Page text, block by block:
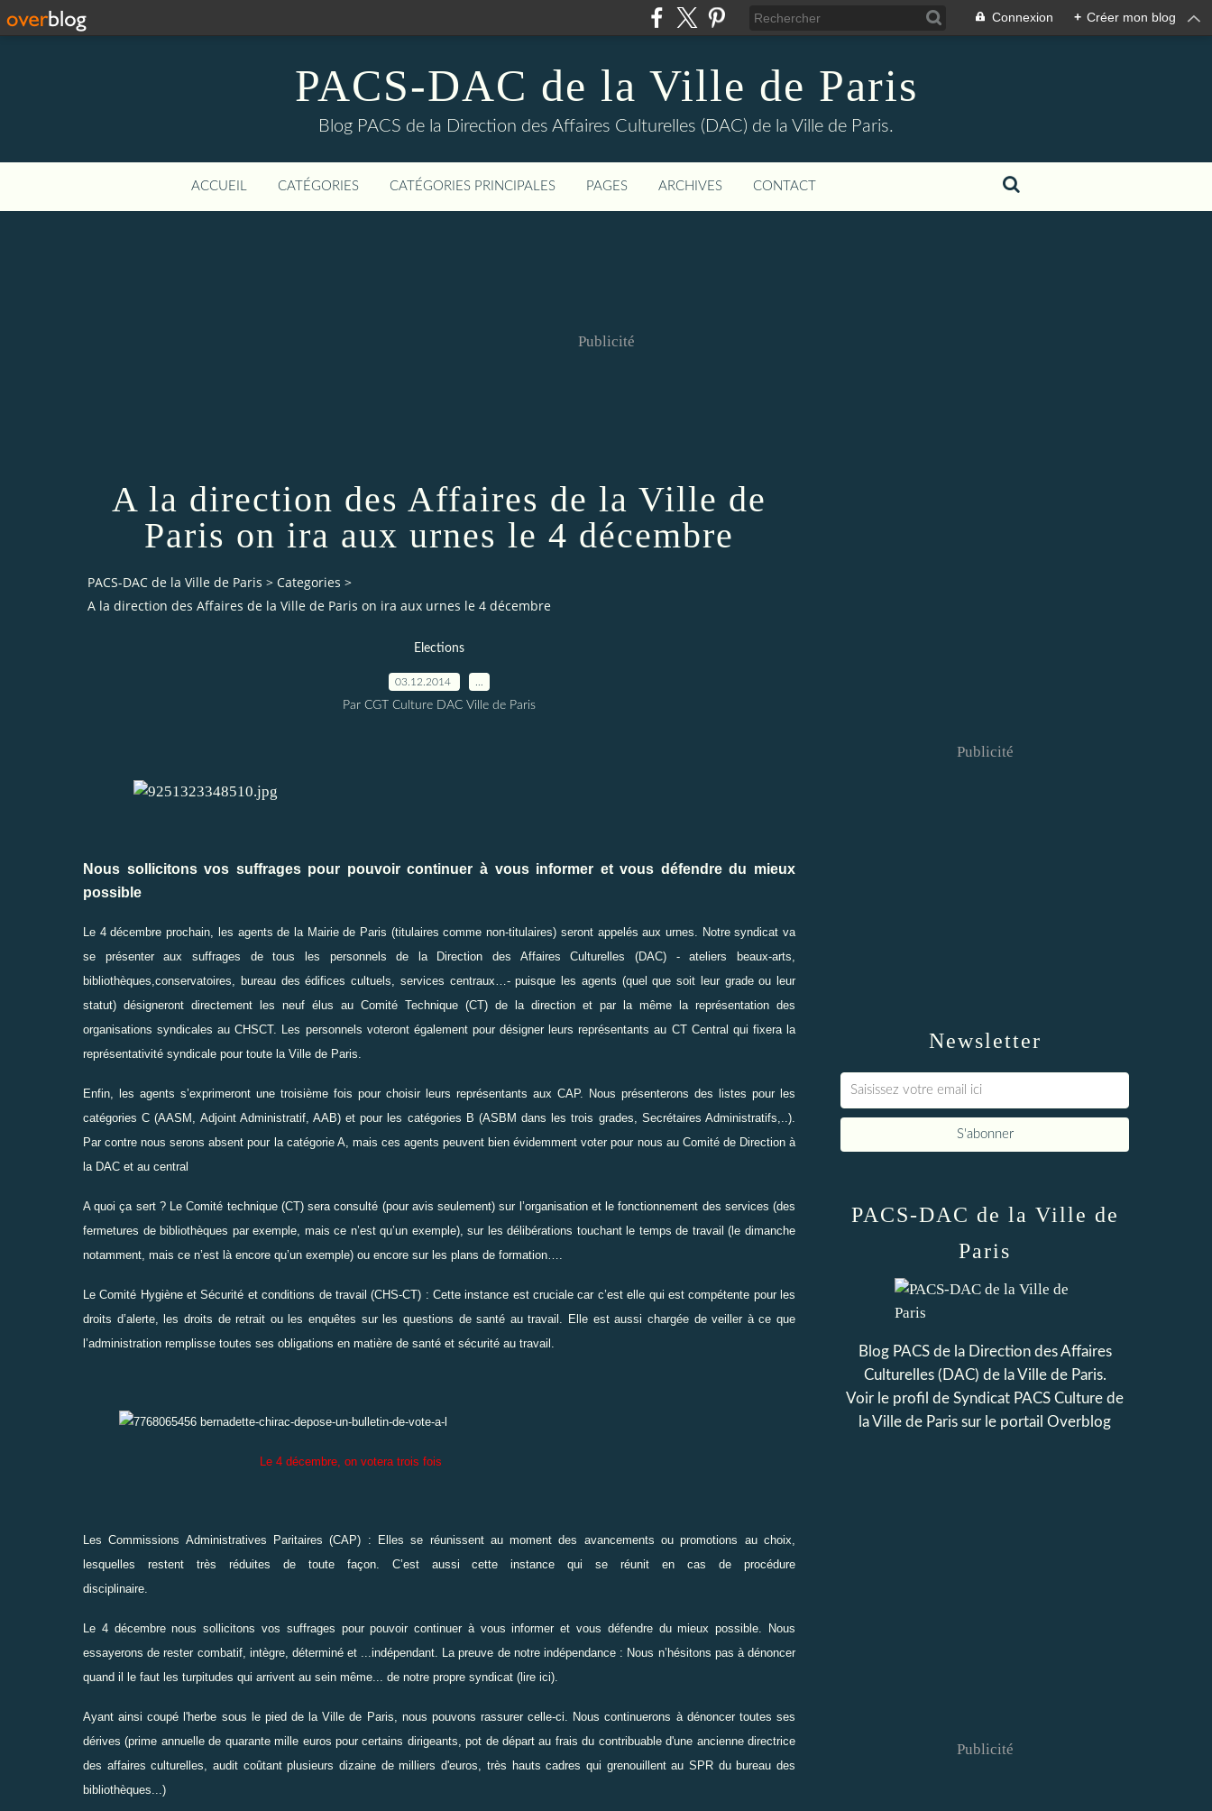
Connexion + Créer mon blog
PACS-DAC de la Ville de Paris
Blog PACS de la Direction des Affaires Culturelles (DAC) de la Ville de Paris.
ACCUEIL CATÉGORIES CATÉGORIES PRINCIPALES PAGES ARCHIVES CONTACT
Publicité
A la direction des Affaires de la Ville de
Paris on ira aux urnes le 4 décembre
PACS-DAC de la Ville de Paris > Categories >
A la direction des Affaires de la Ville de Paris on ira aux urnes le 4 décembre
Elections
03.12.2014
Par CGT Culture DAC Ville de Paris
Nous sollicitons vos suffrages pour pouvoir continuer à vous informer et vous défendre du mieux
possible
Le 4 décembre prochain, les agents de la Mairie de Paris (titulaires comme non-titulaires) seront appelés aux urnes. Notre syndicat va
se présenter aux suffrages de tous les personnels de la Direction des Affaires Culturelles (DAC) - ateliers beaux-arts,
bibliothèques,conservatoires, bureau des édifices cultuels, services centraux…- puisque les agents (quel que soit leur grade ou leur
statut) désigneront directement les neuf élus au Comité Technique (CT) de la direction et par la même la représentation des
organisations syndicales au CHSCT. Les personnels voteront également pour désigner leurs représentants au CT Central qui fixera la
représentativité syndicale pour toute la Ville de Paris.
Enfin, les agents s’exprimeront une troisième fois pour choisir leurs représentants aux CAP. Nous présenterons des listes pour les
catégories C (AASM, Adjoint Administratif, AAB) et pour les catégories B (ASBM dans les trois grades, Secrétaires Administratifs,..).
Par contre nous serons absent pour la catégorie A, mais ces agents peuvent bien évidemment voter pour nous au Comité de Direction à
la DAC et au central
A quoi ça sert ? Le Comité technique (CT) sera consulté (pour avis seulement) sur l’organisation et le fonctionnement des services (des
fermetures de bibliothèques par exemple, mais ce n’est qu’un exemple), sur les délibérations touchant le temps de travail (le dimanche
notamment, mais ce n’est là encore qu’un exemple) ou encore sur les plans de formation….
Le Comité Hygiène et Sécurité et conditions de travail (CHS-CT) : Cette instance est cruciale car c’est elle qui est compétente pour les
droits d’alerte, les droits de retrait ou les enquêtes sur les questions de santé au travail. Elle est aussi chargée de veiller à ce que
l’administration remplisse toutes ses obligations en matière de santé et sécurité au travail.
Le 4 décembre, on votera trois fois
Les Commissions Administratives Paritaires (CAP) : Elles se réunissent au moment des avancements ou promotions au choix,
lesquelles restent très réduites de toute façon. C’est aussi cette instance qui se réunit en cas de procédure
disciplinaire.
Le 4 décembre nous sollicitons vos suffrages pour pouvoir continuer à vous informer et vous défendre du mieux possible. Nous
essayerons de rester combatif, intègre, déterminé et ...indépendant. La preuve de notre indépendance : Nous n’hésitons pas à dénoncer
quand il le faut les turpitudes qui arrivent au sein même... de notre propre syndicat ( lire ici).
Ayant ainsi coupé l'herbe sous le pied de la Ville de Paris, nous pouvons rassurer celle-ci. Nous continuerons à dénoncer toutes ses
dérives (prime annuelle de quarante mille euros pour certains dirigeants , pot de départ au frais du contribuabled'une ancienne directrice
des affaires culturelles , audit coûtantplusieurs dizaine de milliers d'euros , très hauts cadres qui grenouillent au SPR du bureau des
bibliothèques...)
Newsletter
Publicité
PACS-DAC de la Ville de
Paris
Blog PACS de la Direction des Affaires
Culturelles (DAC) de la Ville de Paris.
Voir le profil de Syndicat PACS Culture de
la Ville de Paris sur le portail Overblog
Publicité